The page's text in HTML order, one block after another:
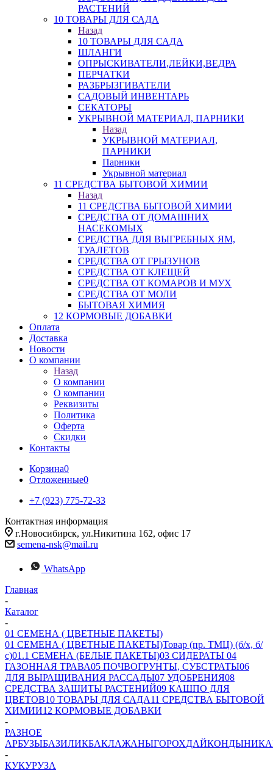
РАСТЕНИЙ
10 ТОВАРЫ ДЛЯ САДА
Назад
10 ТОВАРЫ ДЛЯ САДА
ШЛАНГИ
ОПРЫСКИВАТЕЛИ,ЛЕЙКИ,ВЕДРА
ПЕРЧАТКИ
РАЗБРЫЗГИВАТЕЛИ
САДОВЫЙ ИНВЕНТАРЬ
СЕКАТОРЫ
УКРЫВНОЙ МАТЕРИАЛ, ПАРНИКИ
Назад
УКРЫВНОЙ МАТЕРИАЛ,
ПАРНИКИ
Парники
Укрывной материал
11 СРЕДСТВА БЫТОВОЙ ХИМИИ
Назад
11 СРЕДСТВА БЫТОВОЙ ХИМИИ
СРЕДСТВА ОТ ДОМАШНИХ
НАСЕКОМЫХ
СРЕДСТВА ДЛЯ ВЫГРЕБНЫХ ЯМ,
ТУАЛЕТОВ
СРЕДСТВА ОТ ГРЫЗУНОВ
СРЕДСТВА ОТ КЛЕЩЕЙ
СРЕДСТВА ОТ КОМАРОВ И МУХ
СРЕДСТВА ОТ МОЛИ
БЫТОВАЯ ХИМИЯ
12 КОРМОВЫЕ ДОБАВКИ
Оплата
Доставка
Новости
О компании
Назад
О компании
О компании
Реквизиты
Политика
Оферта
Скидки
Контакты
Корзина0
Отложенные0
+7 (923) 775-72-33
Контактная информация
г.Новосибирск, ул.Никитина 162, офис 17
semena-nsk@mail.ru
WhatsApp
Главная
-
Каталог
-
01 СЕМЕНА ( ЦВЕТНЫЕ ПАКЕТЫ)
01 СЕМЕНА ( ЦВЕТНЫЕ ПАКЕТЫ)Товар (пр. ТМЦ) (б/х, б/
с)01.1 СЕМЕНА (БЕЛЫЕ ПАКЕТЫ)03 СИДЕРАТЫ 04
ГАЗОННАЯ ТРАВА05 ПОЧВОГРУНТЫ, СУБСТРАТЫ06
ДЛЯ ВЫРАЩИВАНИЯ РАССАДЫ07 УДОБРЕНИЯ08
СРЕДСТВА ЗАЩИТЫ РАСТЕНИЙ09 КАШПО ДЛЯ
ЦВЕТОВ10 ТОВАРЫ ДЛЯ САДА11 СРЕДСТВА БЫТОВОЙ
ХИМИИ12 КОРМОВЫЕ ДОБАВКИ
-
РАЗНОЕ
АРБУЗЫБАЗИЛИКБАКЛАЖАНЫГОРОХДАЙКОНДЫНИ
-
КУКУРУЗА